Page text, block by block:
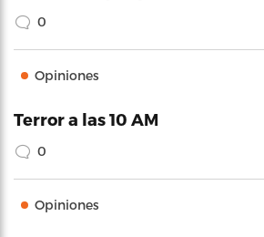
0
Opiniones
Terror a las 10 AM
0
Opiniones